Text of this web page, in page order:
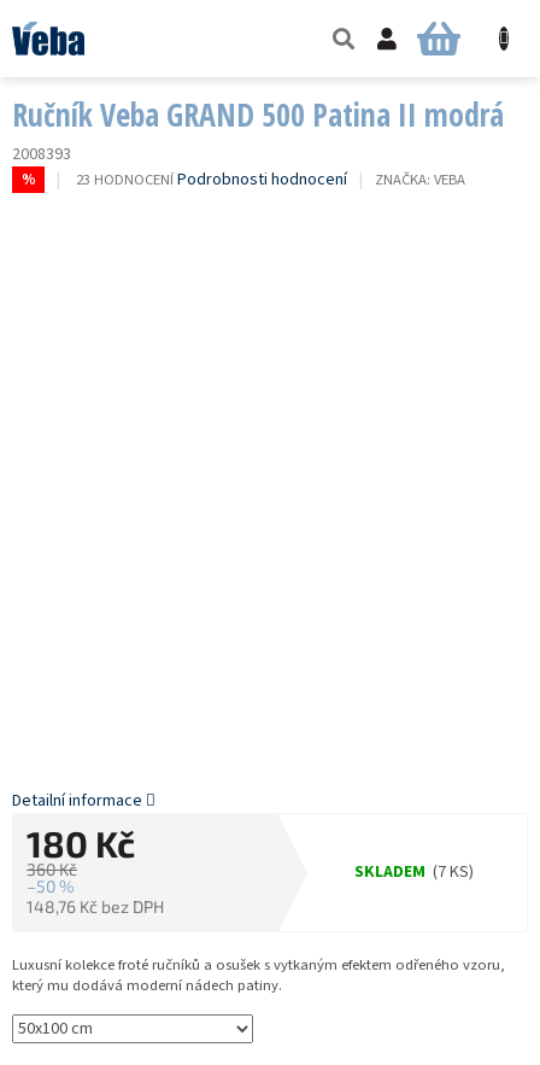
na
obsah
NÁKUPNÍ
Ručník Veba GRAND 500 Patina II modrá
2008393
%
PRŮMĚRNÉ
23 HODNOCENÍPodrobnosti hodnocení ZNAČKA: VEBA
360 Kč
–50 %
180 Kč
148,76 Kč bez DPH
cena:
SKLADEM (7 KS)
Luxusní kolekce froté ručníků a osušek s vytkaným efektem odřeného vzoru,
který mu dodává moderní nádech patiny.
Detailní informace